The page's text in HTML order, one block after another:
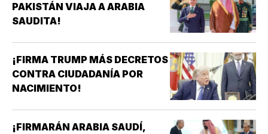
PAKISTÁN VIAJA A ARABIA
SAUDITA!
¡FIRMA TRUMP MÁS DECRETOS
CONTRA CIUDADANÍA POR
NACIMIENTO!
¡FIRMARÁN ARABIA SAUDÍ,